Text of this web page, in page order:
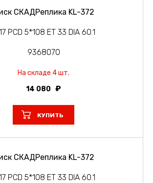
СКАДРеплика KL-372
PCD 5*108 ET 33 DIA 60.1
9368070
На складе 4 шт.
14 080
КУПИТЬ
СКАДРеплика KL-372
PCD 5*108 ET 33 DIA 60.1